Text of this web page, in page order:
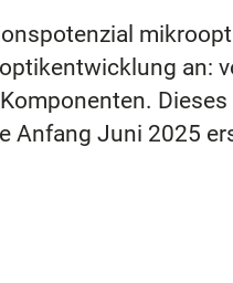
an:
Anfang Juni 2025